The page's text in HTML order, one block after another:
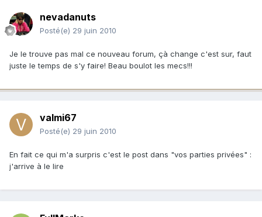
nevadanuts
Posté(e) 29 juin 2010
Je le trouve pas mal ce nouveau forum, çà change c'est sur, faut
juste le temps de s'y faire! Beau boulot les mecs!!!
valmi67
Posté(e) 29 juin 2010
En fait ce qui m'a surpris c'est le post dans "vos parties privées" :
j'arrive à le lire